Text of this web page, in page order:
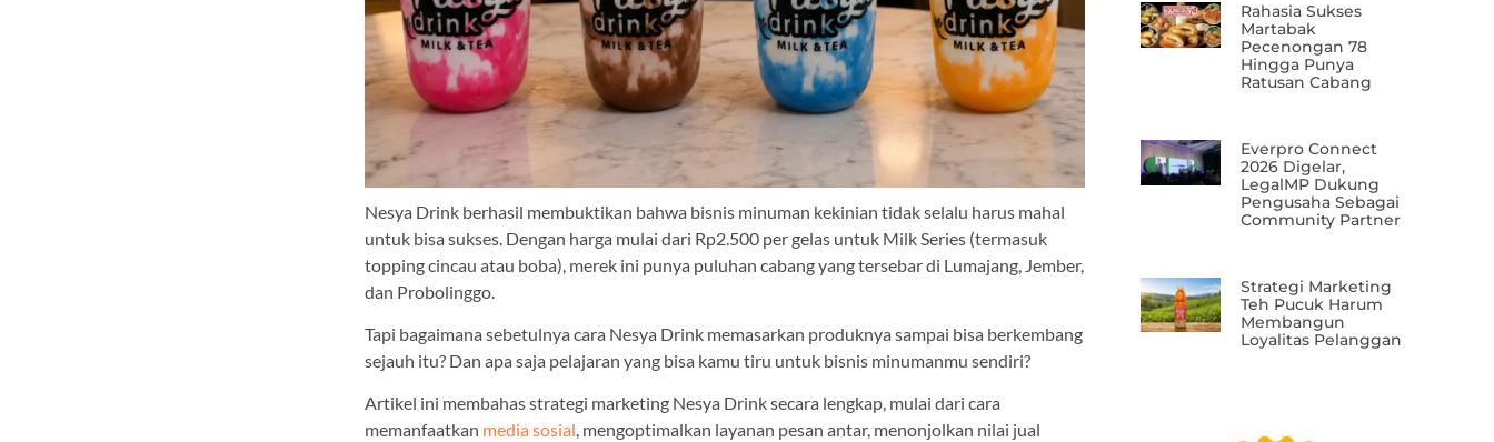
Nesya Drink berhasil membuktikan bahwa bisnis minuman kekinian tidak selalu harus mahal
untuk bisa sukses. Dengan harga mulai dari Rp2.500 per gelas untuk Milk Series (termasuk
topping cincau atau boba), merek ini punya puluhan cabang yang tersebar di Lumajang, Jember,
dan Probolinggo.
Tapi bagaimana sebetulnya cara Nesya Drink memasarkan produknya sampai bisa berkembang
sejauh itu? Dan apa saja pelajaran yang bisa kamu tiru untuk bisnis minumanmu sendiri?
Artikel ini membahas strategi marketing Nesya Drink secara lengkap, mulai dari cara
memanfaatkan media sosial, mengoptimalkan layanan pesan antar, menonjolkan nilai jual
Rahasia Sukses
Martabak
Pecenongan 78
Hingga Punya
Ratusan Cabang
Everpro Connect
2026 Digelar,
LegalMP Dukung
Pengusaha Sebagai
Community Partner
Strategi Marketing
Teh Pucuk Harum
Membangun
Loyalitas Pelanggan